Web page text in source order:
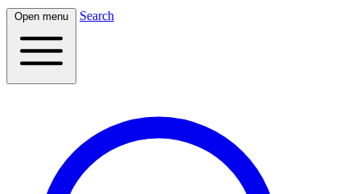
Open menu Search